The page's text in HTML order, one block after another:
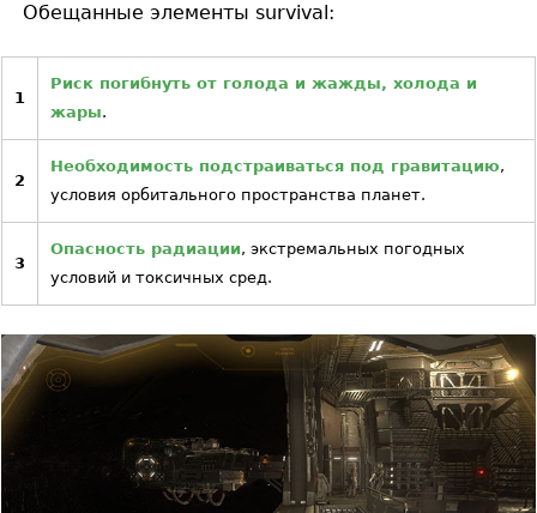
Обещанные элементы survival:
1
Риск погибнуть от голода и жажды, холода и
жары.
2
Необходимость подстраиваться под гравитацию,
условия орбитального пространства планет.
3
Опасность радиации, экстремальных погодных
условий и токсичных сред.